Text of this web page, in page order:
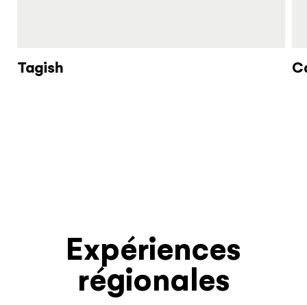
Tagish
Expériences
régionales